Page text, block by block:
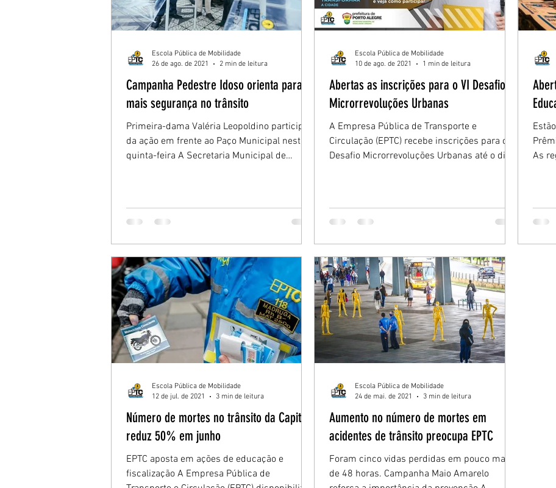
Campanha Pedestre Idoso orienta para
mais segurança no trânsito
Primeira-dama Valéria Leopoldino participou
da ação em frente ao Paço Municipal nesta
quinta-feira A Secretaria Municipal de
Escola Pública de Mobilidade
26 de ago. de 2021
2 min de leitura
Abertas as inscrições para o VI Desafio
Microrrevoluções Urbanas
A Empresa Pública de Transporte e
Circulação (EPTC) recebe inscrições para o VI
Desafio Microrrevoluções Urbanas até o dia
Escola Pública de Mobilidade
10 de ago. de 2021
1 min de leitura
As
Número de mortes no trânsito da Capital
reduz 50% em junho
EPTC aposta em ações de educação e
fiscalização A Empresa Pública de
Escola Pública de Mobilidade
12 de jul. de 2021
3 min de leitura
Aumento no número de mortes em
acidentes de trânsito preocupa EPTC
Foram cinco vidas perdidas em pouco mais
de 48 horas. Campanha Maio Amarelo
Escola Pública de Mobilidade
24 de mai. de 2021
3 min de leitura